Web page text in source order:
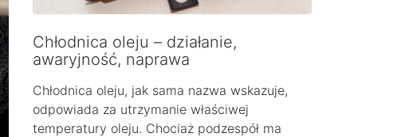
Chłodnica oleju – działanie,
awaryjność, naprawa
Chłodnica oleju, jak sama nazwa wskazuje,
odpowiada za utrzymanie właściwej
temperatury oleju. Chociaż podzespół ma